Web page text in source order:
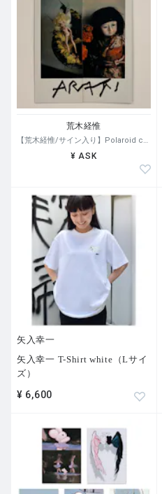
荒木経惟
【荒木経惟/サイン入り】Polaroid collage
¥ ASK
矢入幸一
矢入幸一 T-Shirt white（Lサイ
ズ）
¥ 6,600